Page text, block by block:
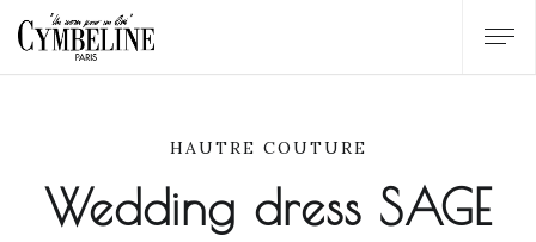
HAUTRE COUTURE
Wedding dress SAGE